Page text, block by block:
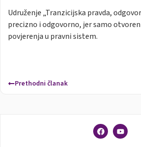
Udruženje „Tranzicijska pravda,
precizno i odgovorno, jer samo
povjerenja u pravni sistem.
Prethodni članak